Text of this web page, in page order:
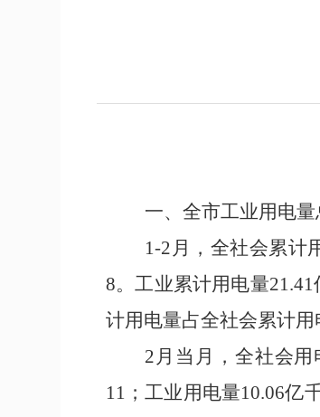
一、全市工业用电
1-2 月，全社会累计
8。工业累计用电量21.41
计用电量占全社会累计用
2 月当月，全社会用
11 ； 工业用电量10.06亿